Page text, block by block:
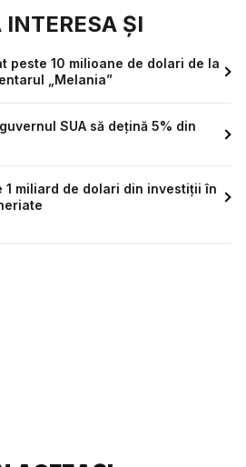
ȘI
peste 10 milioane de dolari de la
„Melania”
SUA să dețină 5% din
1 miliard de dolari din investiții în